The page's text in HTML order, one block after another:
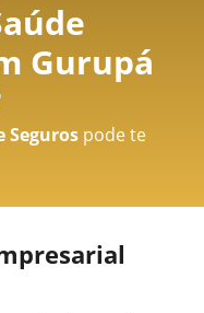
Gurupá
Segurospode te